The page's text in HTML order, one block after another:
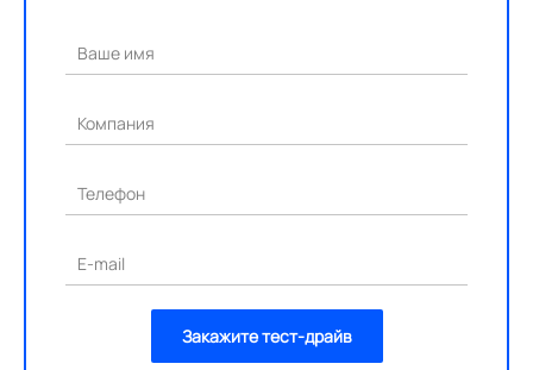
Ваше имя
Компания
Телефон
E-mail
Закажите тест-драйв